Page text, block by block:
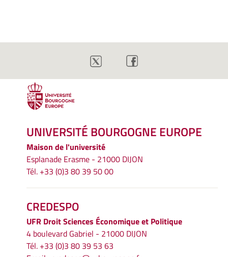
UNIVERSITÉ BOURGOGNE EUROPE
Maison de l'université
Esplanade Erasme - 21000 DIJON
Tél. +33 (0)3 80 39 50 00
CREDESPO
UFR Droit Sciences Économique et Politique
4 boulevard Gabriel - 21000 DIJON
Tél. +33 (0)3 80 39 53 63